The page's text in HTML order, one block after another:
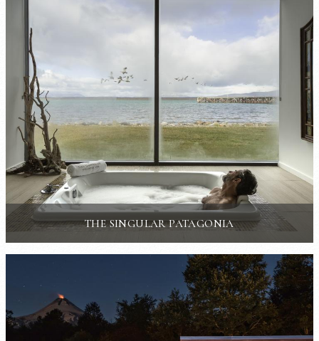
THE SINGULAR PATAGONIA